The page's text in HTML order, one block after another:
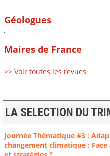
Géologues
Maires de France
>> Voir toutes les revues
LA SELECTION DU
Journée Thématique #3 :
changement climatique :